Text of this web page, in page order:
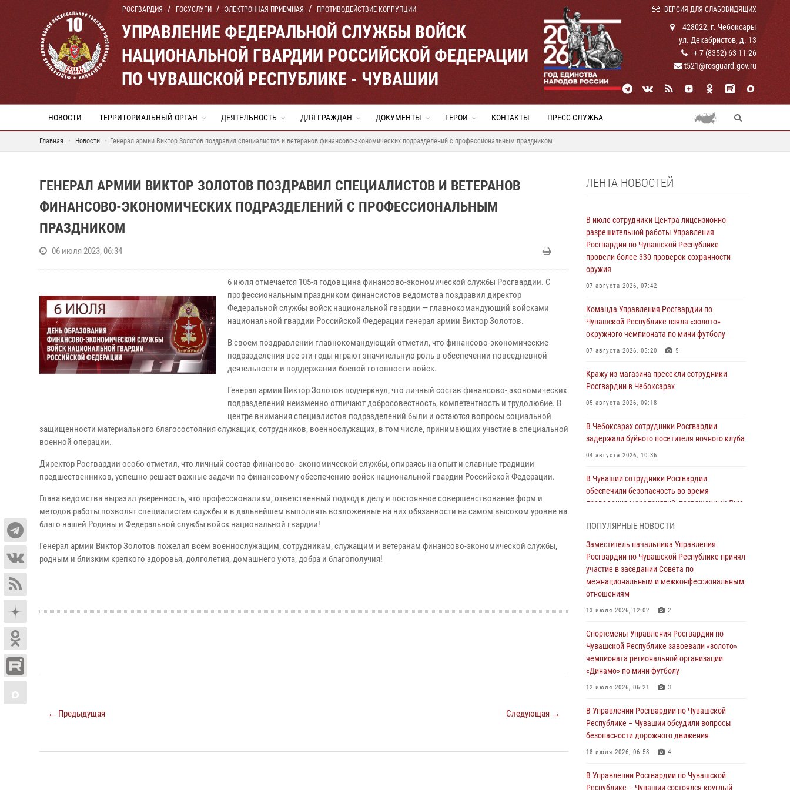
РОСГВАРДИЯ ГОСУСЛУГИ ЭЛЕКТРОННАЯ ПРИЕМНАЯ ПРОТИВОДЕЙСТВИЕ КОРРУПЦИИ ВЕРСИЯ ДЛЯ СЛАБОВИДЯЩИХ
УПРАВЛЕНИЕ ФЕДЕРАЛЬНОЙ СЛУЖБЫ ВОЙСК
НАЦИОНАЛЬНОЙ ГВАРДИИ РОССИЙСКОЙ ФЕДЕРАЦИИ
ПО ЧУВАШСКОЙ РЕСПУБЛИКЕ - ЧУВАШИИ
428022, г. Чебоксары
ул. Декабристов, д. 13
+ 7 (8352) 63-11-26
t521@rosguard.gov.ru
НОВОСТИ ТЕРРИТОРИАЛЬНЫЙ ОРГАН ДЕЯТЕЛЬНОСТЬ ДЛЯ ГРАЖДАН ДОКУМЕНТЫ ГЕРОИ КОНТАКТЫ ПРЕСС-СЛУЖБА
Главная Новости Генерал армии Виктор Золотов поздравил специалистов и ветеранов финансово-экономических подразделений с профессиональным праздником
ГЕНЕРАЛ АРМИИ ВИКТОР ЗОЛОТОВ ПОЗДРАВИЛ СПЕЦИАЛИСТОВ И ВЕТЕРАНОВ
ФИНАНСОВО-ЭКОНОМИЧЕСКИХ ПОДРАЗДЕЛЕНИЙ С ПРОФЕССИОНАЛЬНЫМ
ПРАЗДНИКОМ
06 июля 2023, 06:34
6 июля отмечается 105-я годовщина финансово-экономической службы Росгвардии. С
профессиональным праздником финансистов ведомства поздравил директор
Федеральной службы войск национальной гвардии — главнокомандующий войсками
национальной гвардии Российской Федерации генерал армии Виктор Золотов.
В своем поздравлении главнокомандующий отметил, что финансово-экономические
подразделения все эти годы играют значительную роль в обеспечении повседневной
деятельности и поддержании боевой готовности войск.
Генерал армии Виктор Золотов подчеркнул, что личный состав финансово- экономических
подразделений неизменно отличают добросовестность, компетентность и трудолюбие. В
центре внимания специалистов подразделений были и остаются вопросы социальной
защищенности материального благосостояния служащих, сотрудников, военнослужащих, в том числе, принимающих участие в специальной
военной операции.
Директор Росгвардии особо отметил, что личный состав финансово- экономической службы, опираясь на опыт и славные традиции
предшественников, успешно решает важные задачи по финансовому обеспечению войск национальной гвардии Российской Федерации.
Глава ведомства выразил уверенность, что профессионализм, ответственный подход к делу и постоянное совершенствование форм и
методов работы позволят специалистам службы и в дальнейшем выполнять возложенные на них обязанности на самом высоком уровне на
благо нашей Родины и Федеральной службы войск национальной гвардии!
Генерал армии Виктор Золотов пожелал всем военнослужащим, сотрудникам, служащим и ветеранам финансово-экономической службы,
родным и близким крепкого здоровья, долголетия, домашнего уюта, добра и благополучия!
← Предыдущая Следующая →
ЛЕНТА НОВОСТЕЙ
В июле сотрудники Центра лицензионно-
разрешительной работы Управления
Росгвардии по Чувашской Республике
провели более 330 проверок сохранности
оружия
07 августа 2026, 07:42
Команда Управления Росгвардии по
Чувашской Республике взяла «золото»
окружного чемпионата по мини-футболу
07 августа 2026, 05:20 5
Кражу из магазина пресекли сотрудники
Росгвардии в Чебоксарах
05 августа 2026, 09:18
В Чебоксарах сотрудники Росгвардии
задержали буйного посетителя ночного клуба
04 августа 2026, 10:36
В Чувашии сотрудники Росгвардии
обеспечили безопасность во время
проведения мероприятий, посвященных Дню
В июле сотрудники вневедомственной
охраны Росгвардии задержали более 200
граждан, подозреваемых в совершении
правонарушений
03 августа 2026, 08:20
В Росгвардии вспоминают российских
воинов, погибших в Первой мировой войне
1914-1918 годов
01 августа 2026, 07:19
подозреваемого в причинении тяжкого вреда
здоровью
01 августа 2026, 06:12
национальной гвардии Российской
Федерации
ПОПУЛЯРНЫЕ НОВОСТИ
Заместитель начальника Управления
Росгвардии по Чувашской Республике принял
участие в заседании Совета по
межнациональным и межконфессиональным
отношениям
13 июля 2026, 12:02 2
Спортсмены Управления Росгвардии по
Чувашской Республике завоевали «золото»
чемпионата региональной организации
«Динамо» по мини-футболу
12 июля 2026, 06:21 3
В Управлении Росгвардии по Чувашской
Республике – Чувашии обсудили вопросы
безопасности дорожного движения
18 июля 2026, 06:58 4
В Управлении Росгвардии по Чувашской
Республике – Чувашии состоялся круглый